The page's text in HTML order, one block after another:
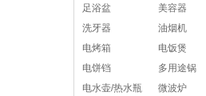
足浴盆
美容器
洗牙器
油烟机
电烤箱
电饭煲
电饼铛
多用途锅
电水壶/热水瓶
微波炉